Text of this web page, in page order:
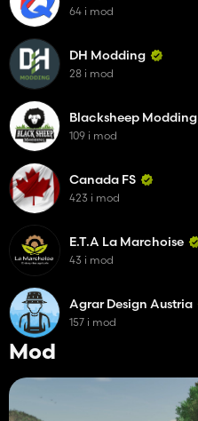
Mod
64 i mod
DH Modding
28 i mod
Blacksheep Modding
109 i mod
Canada FS
423 i mod
E.T.A La Marchoise
43 i mod
Agrar Design Austria
157 i mod